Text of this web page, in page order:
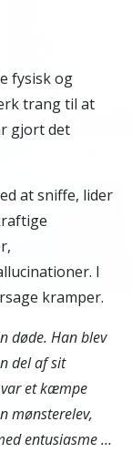
fysisk og
trang til at
gjort det
at sniffe, lider
I
kramper.
døde. Han blev
del af sit
et kæmpe
mønsterelev,
entusiasme …